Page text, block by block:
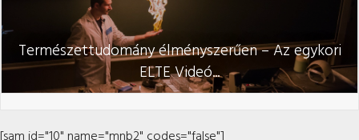
Természettudomány élményszerűen – Az egykori
ELTE Videó...